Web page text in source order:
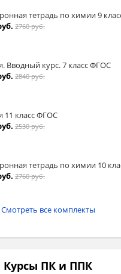
тетрадь по химии 9
2760 руб.
Вводный курс. 7 класс ФГОС
2840 руб.
11 класс ФГОС
2530 руб.
тетрадь по химии 10
2760 руб.
Смотреть все комплекты
Курсы ПК и ППК